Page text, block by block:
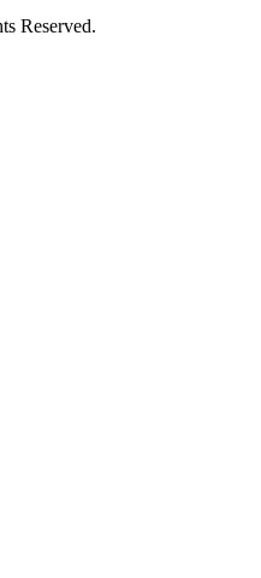
Reserved.